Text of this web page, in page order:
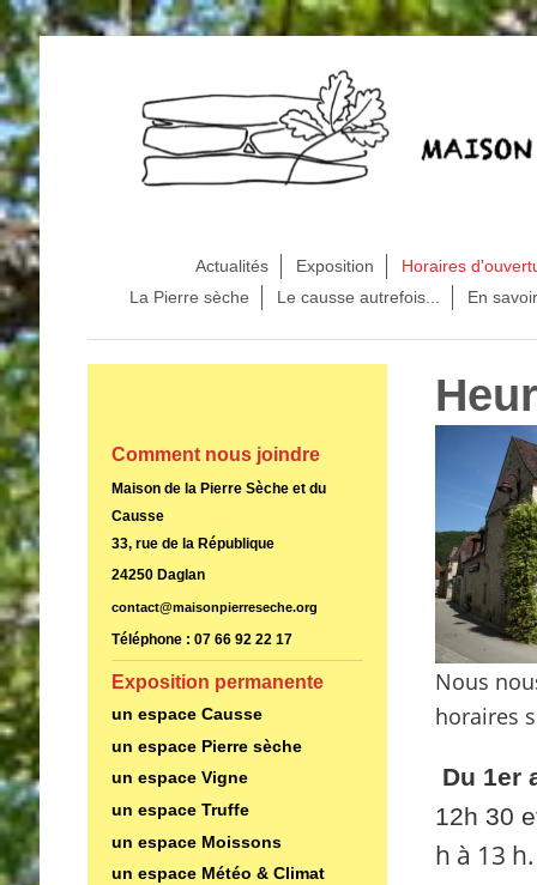
Actualités Exposition
Horaires
La Pierre sèche
Le causse autrefois... En
Nous
horaires
Du 1er
12h 30
h à 13 h.
Comment nous joindre
Maison de la Pierre Sèche et du
Causse
33, rue de la République
24250 Daglan
contact@maisonpierreseche.org
Téléphone : 07 66 92 22 17
Exposition permanente
un espace Causse
un espace Pierre sèche
un espace Vigne
un espace Truffe
un espace Moissons
un espace Météo & Climat